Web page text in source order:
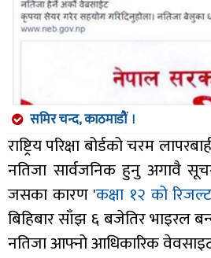
समिर चन्द, काठमाडौं ।
राष्ट्रिय परिक्षा बोर्डको चरम
नतिजा सार्वजनिक हुनु अगावै
जसका कारण 'कक्षा १२ को
बिहिबार साँझ ६ बजेतिर भाइरल
नतिजा आफ्नो आधिकारिक